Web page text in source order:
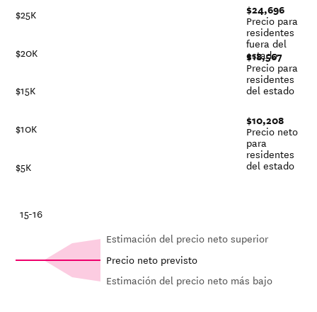
$5K
$10K
$15K
$20K
$25K
15-16
$24,696
Precio para
residentes
fuera del
estado
$18,567
Precio para
residentes
del estado
$10,208
Precio neto
para
residentes
del estado
Estimación del precio neto superior
Precio neto previsto
Estimación del precio neto más bajo